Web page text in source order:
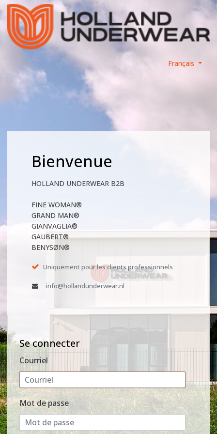
Français
Bienvenue
HOLLAND UNDERWEAR B2B
FINE WOMAN®
GRAND MAN®
GIANVAGLIA®
GAUBERT®
BENYSØN®
Uniquement pour les clients professionnels
info@hollandunderwear.nl
Se connecter
Courriel
Mot de passe